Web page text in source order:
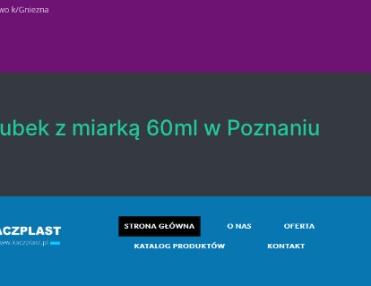
z miarką 60ml w Poznaniu